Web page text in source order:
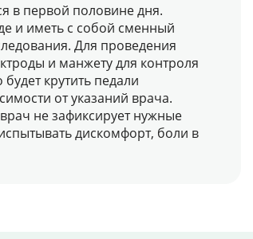
в первой половине дня.
и иметь с собой сменный
Для проведения
и манжету для контроля
крутить педали
от указаний врача.
не зафиксирует нужные
дискомфорт, боли в